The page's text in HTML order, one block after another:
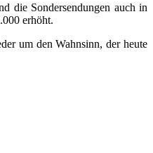
die Sondersendungen auch in
erhöht.
um den Wahnsinn, der heute